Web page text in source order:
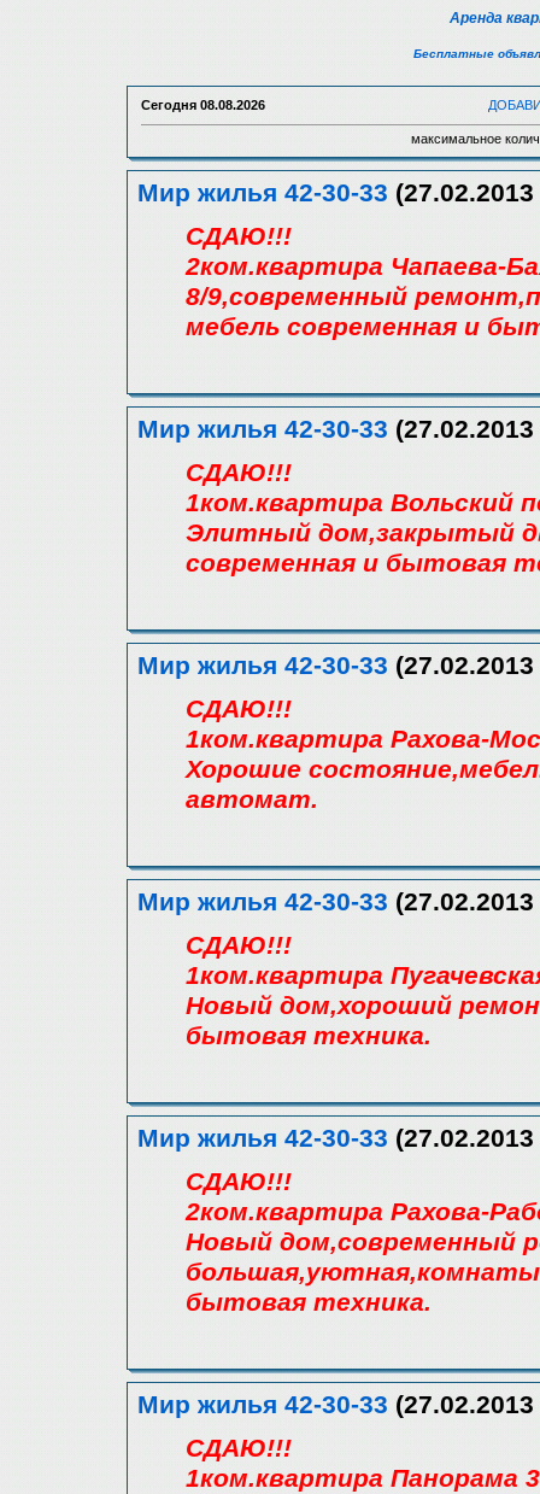
Аренда
Бесплатные
Сегодня 08.08.2026
максимальное
Мир жилья 42-30-33
СДАЮ!!!
2ком.квартира Чапаева-
8/9,современный
мебель современная и
Мир жилья 42-30-33
СДАЮ!!!
1ком.квартира Вольский
Элитный дом,закрытый
современная и бытовая
Мир жилья 42-30-33
СДАЮ!!!
1ком.квартира Рахова-
Хорошие
автомат.
Мир жилья 42-30-33
СДАЮ!!!
1ком.квартира
Новый дом,хороший
бытовая техника.
Мир жилья 42-30-33
СДАЮ!!!
2ком.квартира Рахова-
Новый дом,современный
большая,уютная,комнаты
бытовая техника.
Мир жилья 42-30-33
СДАЮ!!!
1ком.квартира Панорама